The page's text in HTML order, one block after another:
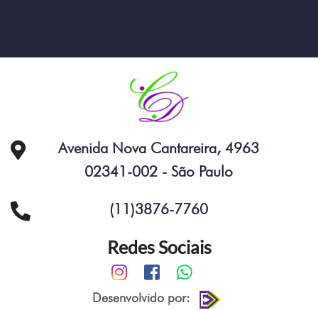
Avenida Nova Cantareira, 4963
02341-002 - São Paulo
(11)3876-7760
Redes Sociais
Desenvolvido por: